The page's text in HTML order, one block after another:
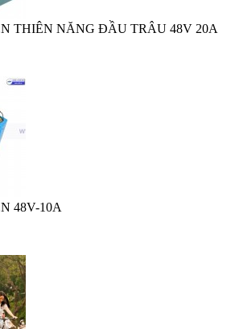
THIÊN NĂNG ĐẦU TRÂU 48V 20A
48V-10A